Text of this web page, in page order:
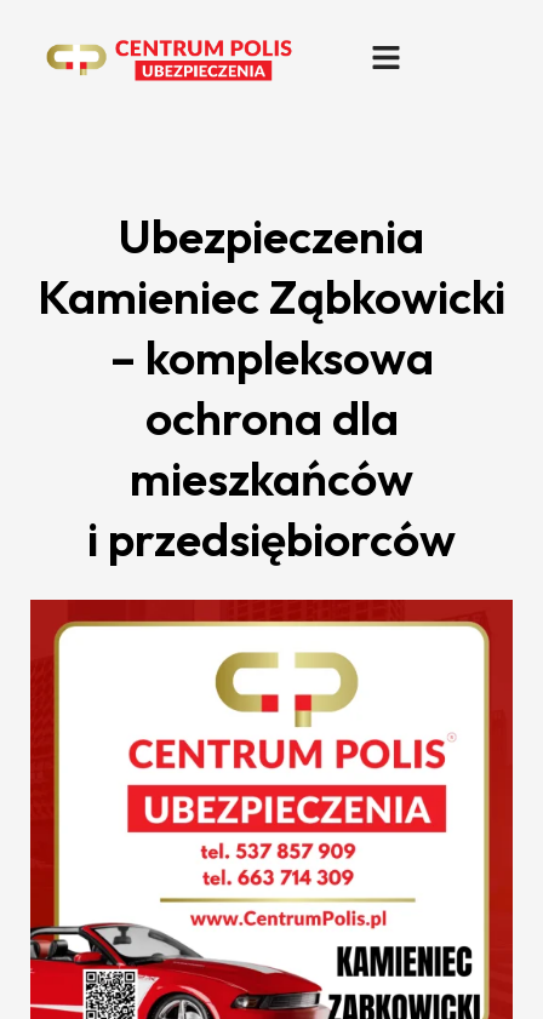
Ubezpieczenia
Kamieniec Ząbkowicki
– kompleksowa
ochrona dla
mieszkańców
i przedsiębiorców